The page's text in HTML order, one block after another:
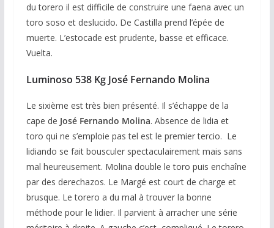
du torero il est difficile de construire une faena avec un
toro soso et deslucido. De Castilla prend l’épée de
muerte. L’estocade est prudente, basse et efficace.
Vuelta.
Luminoso 538 Kg José Fernando Molina
Le sixième est très bien présenté. Il s’échappe de la
cape de José Fernando Molina. Absence de lidia et
toro qui ne s’emploie pas tel est le premier tercio. Le
lidiando se fait bousculer spectaculairement mais sans
mal heureusement. Molina double le toro puis enchaîne
par des derechazos. Le Margé est court de charge et
brusque. Le torero a du mal à trouver la bonne
méthode pour le lidier. Il parvient à arracher une série